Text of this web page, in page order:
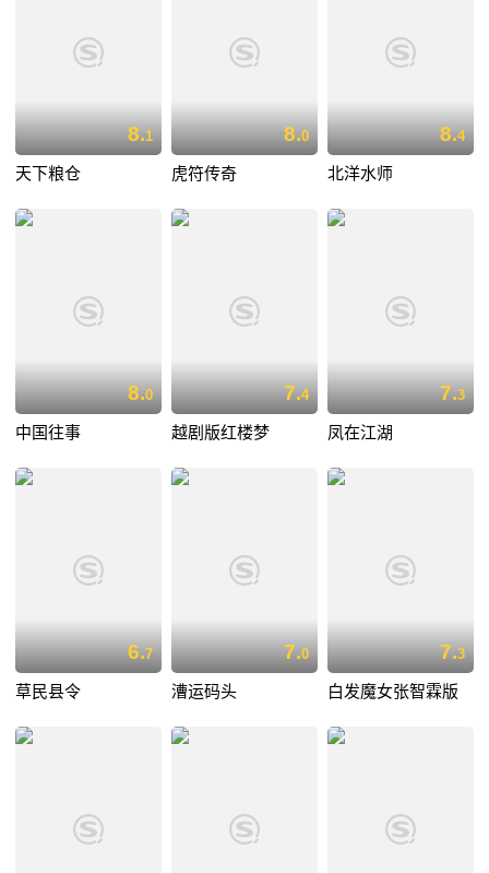
8.1
天下粮仓
8.0
虎符传奇
8.4
北洋水师
8.0
中国往事
7.4
越剧版红楼梦
7.3
凤在江湖
6.7
草民县令
7.0
漕运码头
7.3
白发魔女张智霖版